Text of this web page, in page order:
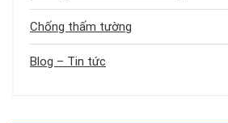
Chống thấm tường
Blog – Tin tức